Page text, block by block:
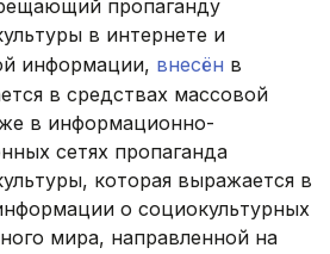
пропаганду
в интернете и
информации, внесён в
в средствах массовой
в информационно-
сетях пропаганда
которая выражается в
о социокультурных
мира, направленной на